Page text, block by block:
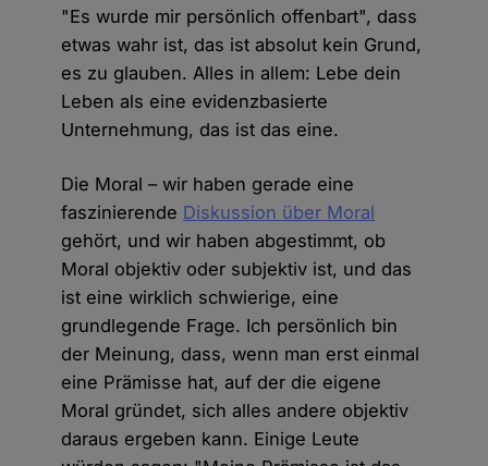
"Es wurde mir persönlich offenbart", dass
etwas wahr ist, das ist absolut kein Grund,
es zu glauben. Alles in allem: Lebe dein
Leben als eine evidenzbasierte
Unternehmung, das ist das eine.
Die Moral – wir haben gerade eine
faszinierende Diskussion über Moral
gehört, und wir haben abgestimmt, ob
Moral objektiv oder subjektiv ist, und das
ist eine wirklich schwierige, eine
grundlegende Frage. Ich persönlich bin
der Meinung, dass, wenn man erst einmal
eine Prämisse hat, auf der die eigene
Moral gründet, sich alles andere objektiv
daraus ergeben kann. Einige Leute